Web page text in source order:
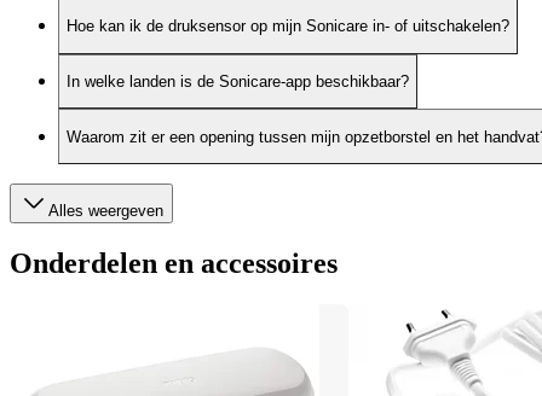
Hoe kan ik de druksensor op mijn Sonicare in- of uitschakelen?
In welke landen is de Sonicare-app beschikbaar?
Waarom zit er een opening tussen mijn opzetborstel en het
Alles weergeven
Onderdelen en accessoires